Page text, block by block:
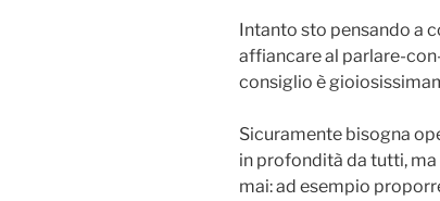
Intanto sto pensando a
affiancare al parlare-
consiglio è
Sicuramente bisogna
in profondità da tutti,
mai: ad esempio